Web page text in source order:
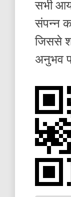
सभी
संपन्न
जिससे
अनुभव